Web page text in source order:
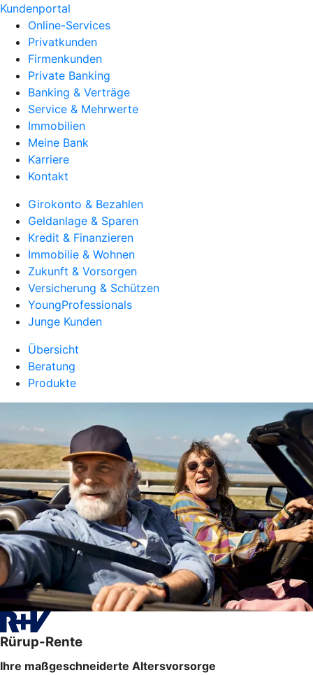
Kundenportal
Online-Services
Privatkunden
Firmenkunden
Private Banking
Banking & Verträge
Service & Mehrwerte
Immobilien
Meine Bank
Karriere
Kontakt
Girokonto & Bezahlen
Geldanlage & Sparen
Kredit & Finanzieren
Immobilie & Wohnen
Zukunft & Vorsorgen
Versicherung & Schützen
YoungProfessionals
Junge Kunden
Übersicht
Beratung
Produkte
Rürup-Rente
Ihre maßgeschneiderte Altersvorsorge